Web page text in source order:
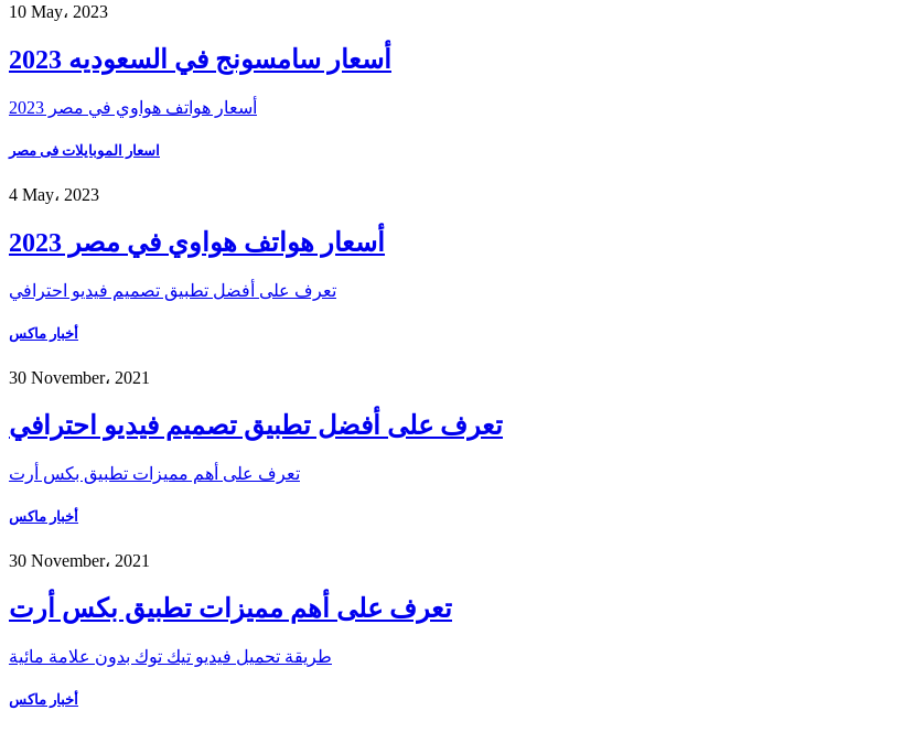
10 May، 2023
أسعار سامسونج في السعوديه 2023
أسعار هواتف هواوي في مصر 2023
اسعار الموبايلات فى مصر
4 May، 2023
أسعار هواتف هواوي في مصر 2023
تعرف على أفضل تطبيق تصميم فيديو احترافي
أخبار ماكس
30 November، 2021
تعرف على أفضل تطبيق تصميم فيديو احترافي
تعرف على أهم مميزات تطبيق بكس أرت
أخبار ماكس
30 November، 2021
تعرف على أهم مميزات تطبيق بكس أرت
طريقة تحميل فيديو تيك توك بدون علامة مائية
أخبار ماكس